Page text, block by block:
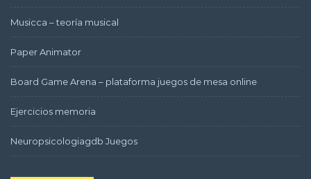
Musicca – teoría musical
Paper Animator
Board Game Arena – plataforma juegos de mesa online
Ejercicios memoria
Neuropsicologiagdb Juegos